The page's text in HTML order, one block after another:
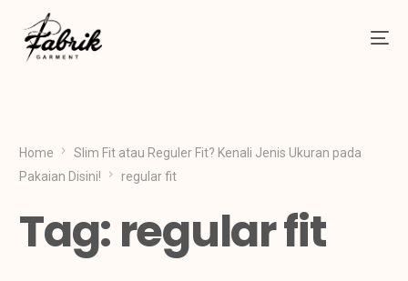
Home
Slim Fit atau Reguler Fit? Kenali Jenis Ukuran pada
Pakaian Disini!
regular fit
Tag:regular fit